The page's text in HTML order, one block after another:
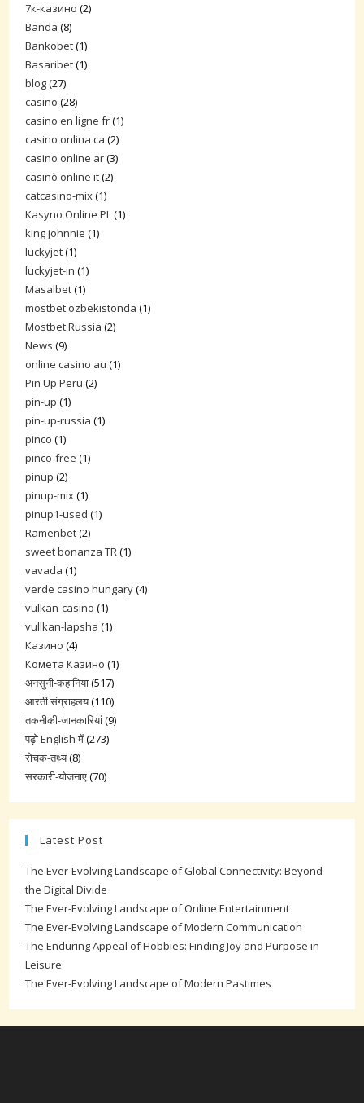
7к-казино (2)
Banda (8)
Bankobet(1)
Basaribet(1)
blog(27)
casino (28)
casino en ligne fr(1)
casino onlina ca (2)
casino online ar(3)
casinò online it(2)
catcasino-mix(1)
Kasyno Online PL(1)
king johnnie (1)
luckyjet(1)
luckyjet-in (1)
Masalbet(1)
mostbet ozbekistonda (1)
Mostbet Russia (2)
News (9)
online casino au (1)
Pin Up Peru (2)
pin-up (1)
pin-up-russia (1)
pinco (1)
pinco-free (1)
pinup (2)
pinup-mix(1)
pinup1-used (1)
Ramenbet(2)
sweet bonanza TR(1)
vavada (1)
verde casino hungary(4)
vulkan-casino (1)
vullkan-lapsha (1)
Казино (4)
Комета Казино (1)
अनसुनी-कहानिया(517)
आरती संग्राहलय(110)
तकनीकी-जानकारियां(9)
पढ़ो English में(273)
रोचक-तथ्य(8)
सरकारी-योजनाए(70)
Latest Post
The Ever-Evolving Landscape of Global Connectivity: Beyond
the Digital Divide
The Ever-Evolving Landscape of Online Entertainment
The Ever-Evolving Landscape of Modern Communication
The Enduring Appeal of Hobbies: Finding Joy and Purpose in
Leisure
The Ever-Evolving Landscape of Modern Pastimes